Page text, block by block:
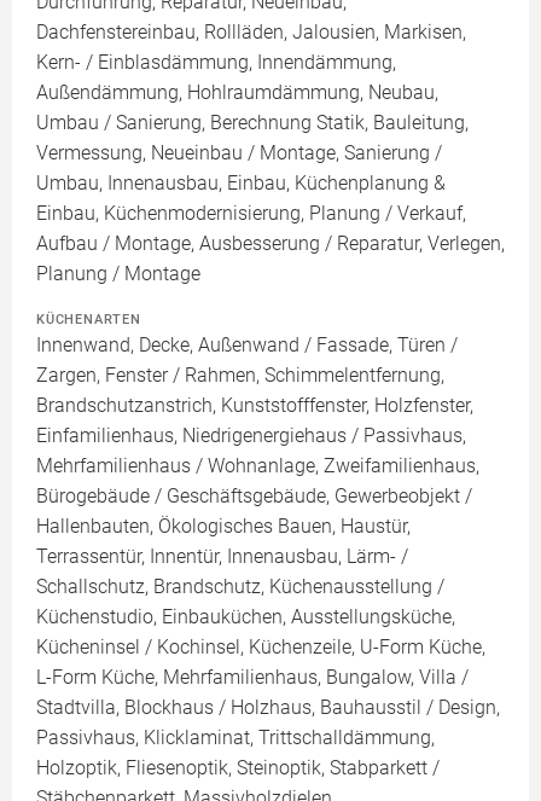
Dachfenstereinbau, Rollläden, Jalousien, Markisen,
Kern- / Einblasdämmung, Innendämmung,
Außendämmung, Hohlraumdämmung, Neubau,
Umbau / Sanierung, Berechnung Statik, Bauleitung,
Vermessung, Neueinbau / Montage, Sanierung /
Umbau, Innenausbau, Einbau, Küchenplanung &
Einbau, Küchenmodernisierung, Planung / Verkauf,
Aufbau / Montage, Ausbesserung / Reparatur, Verlegen,
Planung / Montage
KÜCHENARTEN
Innenwand, Decke, Außenwand / Fassade, Türen /
Zargen, Fenster / Rahmen, Schimmelentfernung,
Brandschutzanstrich, Kunststofffenster, Holzfenster,
Einfamilienhaus, Niedrigenergiehaus / Passivhaus,
Mehrfamilienhaus / Wohnanlage, Zweifamilienhaus,
Bürogebäude / Geschäftsgebäude, Gewerbeobjekt /
Hallenbauten, Ökologisches Bauen, Haustür,
Terrassentür, Innentür, Innenausbau, Lärm- /
Schallschutz, Brandschutz, Küchenausstellung /
Küchenstudio, Einbauküchen, Ausstellungsküche,
Kücheninsel / Kochinsel, Küchenzeile, U-Form Küche,
L-Form Küche, Mehrfamilienhaus, Bungalow, Villa /
Stadtvilla, Blockhaus / Holzhaus, Bauhausstil / Design,
Passivhaus, Klicklaminat, Trittschalldämmung,
Holzoptik, Fliesenoptik, Steinoptik, Stabparkett /